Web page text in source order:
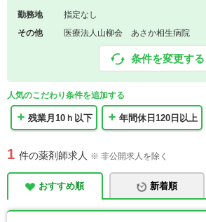
勤務地
指定なし
その他
医療法人山柳会 あさか相生病院
条件を変更する
人気のこだわり条件を追加する
残業月10ｈ以下 年間休日120日以上
1 件の薬剤師求人 ※ 非公開求人を除く
おすすめ順 新着順